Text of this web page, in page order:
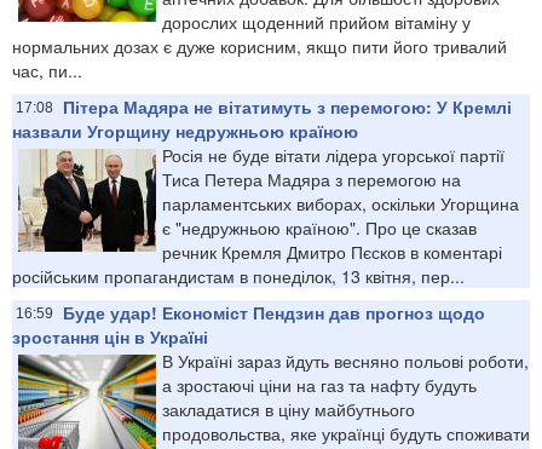
дорослих щоденний прийом вітаміну у
нормальних дозах є дуже корисним, якщо пити його тривалий
час, пи...
17:08
Пітера Мадяра не вітатимуть з перемогою: У Кремлі
назвали Угорщину недружньою країною
Росія не буде вітати лідера угорської партії
Тиса Петера Мадяра з перемогою на
парламентських виборах, оскільки Угорщина
є "недружньою країною". Про це сказав
речник Кремля Дмитро Пєсков в коментарі
російським пропагандистам в понеділок, 13 квітня, пер...
16:59
Буде удар! Економіст Пендзин дав прогноз щодо
зростання цін в Україні
В Україні зараз йдуть весняно польові роботи,
а зростаючі ціни на газ та нафту будуть
закладатися в ціну майбутнього
продовольства, яке українці будуть споживати